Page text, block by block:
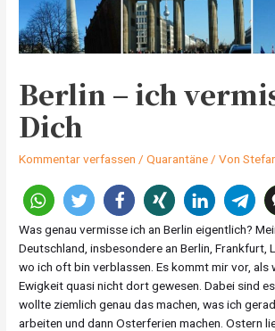
Berlin – ich
Dich
Kommentar verfassen /Quarantäne / Von
Was genau vermisse ich an Berlin eigentlich?
Deutschland, insbesondere an Berlin, Frankfurt,
wo ich oft bin verblassen. Es kommt mir vor, als
Ewigkeit quasi nicht dort gewesen. Dabei sind
wollte ziemlich genau das machen, was ich
arbeiten und dann Osterferien machen. Ostern